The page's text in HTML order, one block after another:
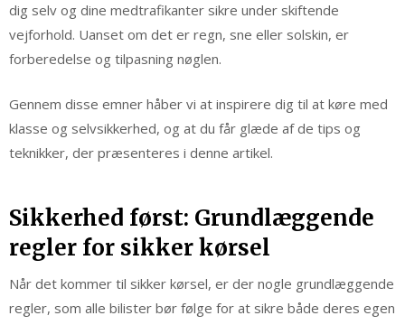
dig selv og dine medtrafikanter sikre under skiftende
vejforhold. Uanset om det er regn, sne eller solskin, er
forberedelse og tilpasning nøglen.
Gennem disse emner håber vi at inspirere dig til at køre med
klasse og selvsikkerhed, og at du får glæde af de tips og
teknikker, der præsenteres i denne artikel.
Sikkerhed først: Grundlæggende
regler for sikker kørsel
Når det kommer til sikker kørsel, er der nogle grundlæggende
regler, som alle bilister bør følge for at sikre både deres egen